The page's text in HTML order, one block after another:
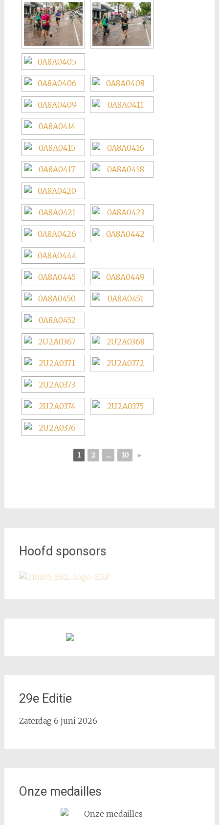
1 2 ... 10 ►
Hoofd sponsors
29e Editie
Zaterdag 6 juni 2026
Onze medailles